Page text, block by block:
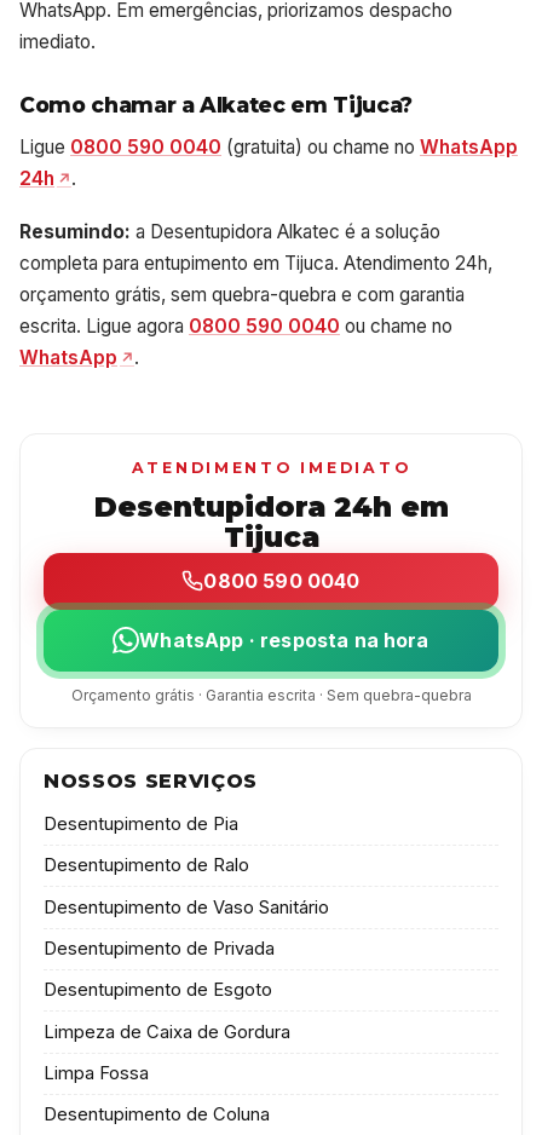
WhatsApp. Em emergências, priorizamos despacho
imediato.
Como chamar a Alkatec em Tijuca?
Ligue 0800 590 0040 (gratuita) ou chame no WhatsApp
24h
.
Resumindo: a Desentupidora Alkatec é a solução
completa para entupimento em Tijuca. Atendimento 24h,
orçamento grátis, sem quebra-quebra e com garantia
escrita. Ligue agora 0800 590 0040 ou chame no
WhatsApp
.
ATENDIMENTO IMEDIATO
Desentupidora 24h em
Tijuca
0800 590 0040
WhatsApp · resposta na hora
Orçamento grátis · Garantia escrita · Sem quebra-quebra
NOSSOS SERVIÇOS
Desentupimento de Pia
Desentupimento de Ralo
Desentupimento de Vaso Sanitário
Desentupimento de Privada
Desentupimento de Esgoto
Limpeza de Caixa de Gordura
Limpa Fossa
Desentupimento de Coluna